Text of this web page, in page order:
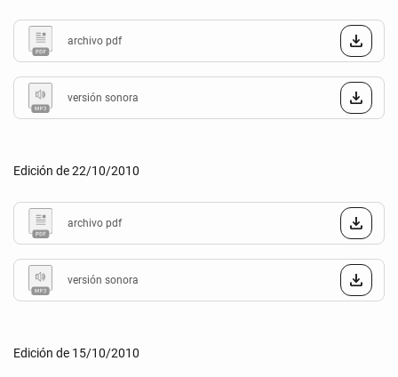
archivo pdf
versión sonora
Edición de 22/10/2010
archivo pdf
versión sonora
Edición de 15/10/2010